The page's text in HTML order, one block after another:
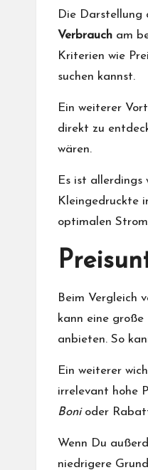
Die Darstellung
Verbrauch am
Kriterien wie
suchen kannst.
Ein weiterer
direkt zu
wären.
Es ist allerdings
Kleingedruckte
optimalen
Beim Vergleich
kann eine
anbieten. So
Ein weiterer
irrelevant hohe
Bonioder
Wenn Du
niedrigere